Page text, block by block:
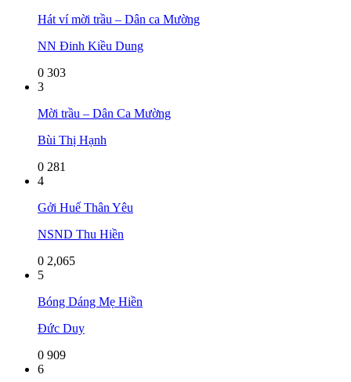
Hát ví mời trầu – Dân ca Mường
NN Đinh Kiều Dung
0 303
3
Mời trầu – Dân Ca Mường
Bùi Thị Hạnh
0 281
4
Gởi Huế Thân Yêu
NSND Thu Hiền
0 2,065
5
Bóng Dáng Mẹ Hiền
Đức Duy
0 909
6